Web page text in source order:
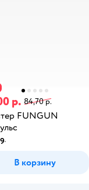
р. 84,70 р.
FUNGUN
В корзину